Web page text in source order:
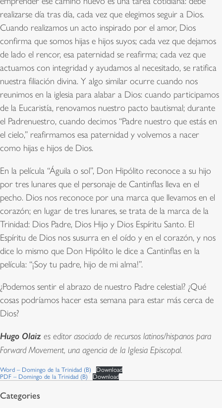
realizarse día tras día, cada vez que elegimos seguir a Dios.
Cuando realizamos un acto inspirado por el amor, Dios
confirma que somos hijas e hijos suyos; cada vez que dejamos
de lado el rencor, esa paternidad se reafirma; cada vez que
actuamos con integridad y ayudamos al necesitado, se ratifica
nuestra filiación divina. Y algo similar ocurre cuando nos
reunimos en la iglesia para alabar a Dios: cuando participamos
de la Eucaristía, renovamos nuestro pacto bautismal; durante
el Padrenuestro, cuando decimos “Padre nuestro que estás en
el cielo,” reafirmamos esa paternidad y volvemos a nacer
como hijas e hijos de Dios.
En la película “Águila o sol”, Don Hipólito reconoce a su hijo
por tres lunares que el personaje de Cantinflas lleva en el
pecho. Dios nos reconoce por una marca que llevamos en el
corazón; en lugar de tres lunares, se trata de la marca de la
Trinidad: Dios Padre, Dios Hijo y Dios Espíritu Santo. El
Espíritu de Dios nos susurra en el oído y en el corazón, y nos
dice lo mismo que Don Hipólito le dice a Cantinflas en la
película: “¡Soy tu padre, hijo de mi alma!”.
¿Podemos sentir el abrazo de nuestro Padre celestial? ¿Qué
cosas podríamos hacer esta semana para estar más cerca de
Dios?
Hugo Olaiz es editor asociado de recursos latinos/hispanos para
Forward Movement, una agencia de la Iglesia Episcopal.
Word – Domingo de la Trinidad (B)
Download
PDF – Domingo de la Trinidad (B)
Download